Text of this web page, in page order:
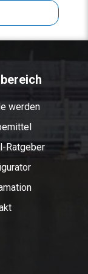
werden
Ratgeber